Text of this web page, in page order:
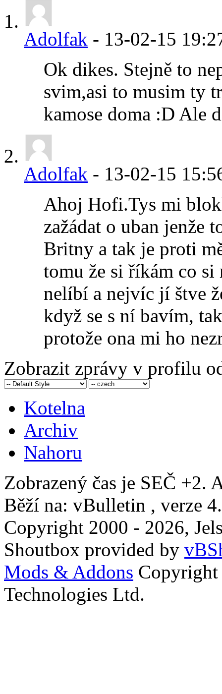
Adolfak - 13-02-15
Ok dikes. Stejně to
svim,asi to musim ty
kamose doma :D Ale
Adolfak - 13-02-15
Ahoj Hofi.Tys mi
zažádat o uban jenže
Britny a tak je proti
tomu že si říkám co
nelíbí a nejvíc jí štve
když se s ní bavím,
protože ona mi ho
Zobrazit zprávy v profilu
Kotelna
Archiv
Nahoru
Zobrazený čas je SEČ +2.
Běží na: vBulletin , verze
Copyright 2000 - 2026,
Shoutbox provided by
Mods & Addons
Technologies Ltd.